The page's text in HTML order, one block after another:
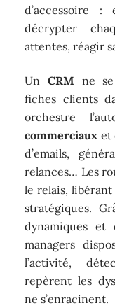
d’accessoire
décrypter
attentes, réagir
Un CRM ne
fiches clients
orchestre
commerciaux et
d’emails,
relances… Les
le relais,
stratégiques.
dynamiques
managers
l’activité,
repèrent les
ne s’enracinent.